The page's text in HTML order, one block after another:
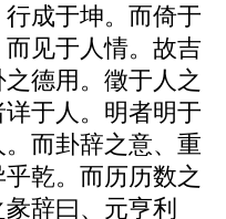
成于坤。而倚于
见于人情。故吉
德用。徵于人之
于人。明者明于
而卦辞之意、重
乾。而历历数之
辞曰、元亨利